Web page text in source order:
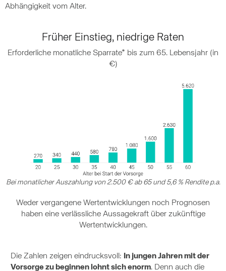
Abhängigkeit vom Alter.
Früher Einstieg, niedrige Raten
Erforderliche monatliche Sparrate* bis zum 65. Lebensjahr (in
€)
Bei monatlicher Auszahlung von 2.500 € ab 65 und 5,6 % Rendite p.a.
Weder vergangene Wertentwicklungen noch Prognosen
haben eine verlässliche Aussagekraft über zukünftige
Wertentwicklungen.
Die Zahlen zeigen eindrucksvoll: In jungen Jahren mit der
Vorsorge zu beginnen lohnt sich enorm. Denn auch die